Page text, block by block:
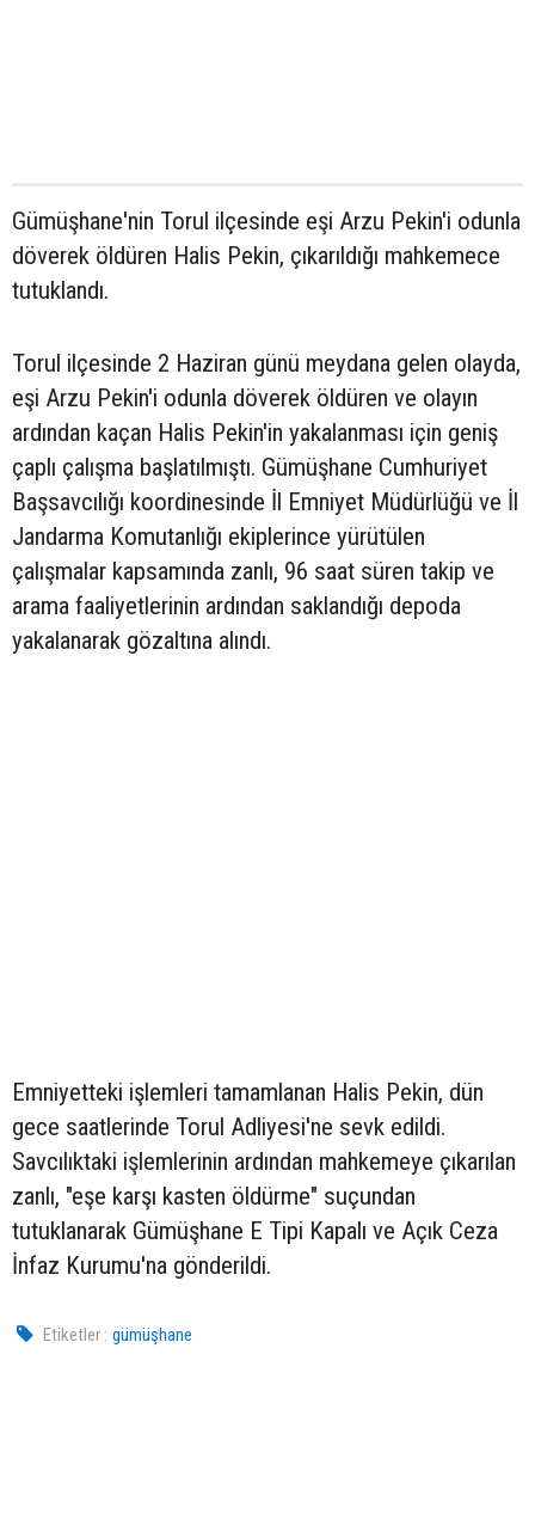
Gümüşhane'nin Torul ilçesinde eşi Arzu Pekin'i odunla
döverek öldüren Halis Pekin, çıkarıldığı mahkemece
tutuklandı.
Torul ilçesinde 2 Haziran günü meydana gelen olayda,
eşi Arzu Pekin'i odunla döverek öldüren ve olayın
ardından kaçan Halis Pekin'in yakalanması için geniş
çaplı çalışma başlatılmıştı. Gümüşhane Cumhuriyet
Başsavcılığı koordinesinde İl Emniyet Müdürlüğü ve İl
Jandarma Komutanlığı ekiplerince yürütülen
çalışmalar kapsamında zanlı, 96 saat süren takip ve
arama faaliyetlerinin ardından saklandığı depoda
yakalanarak gözaltına alındı.
Emniyetteki işlemleri tamamlanan Halis Pekin, dün
gece saatlerinde Torul Adliyesi'ne sevk edildi.
Savcılıktaki işlemlerinin ardından mahkemeye çıkarılan
zanlı, "eşe karşı kasten öldürme" suçundan
tutuklanarak Gümüşhane E Tipi Kapalı ve Açık Ceza
İnfaz Kurumu'na gönderildi.
Etiketler : gümüşhane